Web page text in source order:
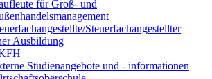
für Groß- und
Steuerfachangestellter
Ausbildung
Studienangebote und - informationen